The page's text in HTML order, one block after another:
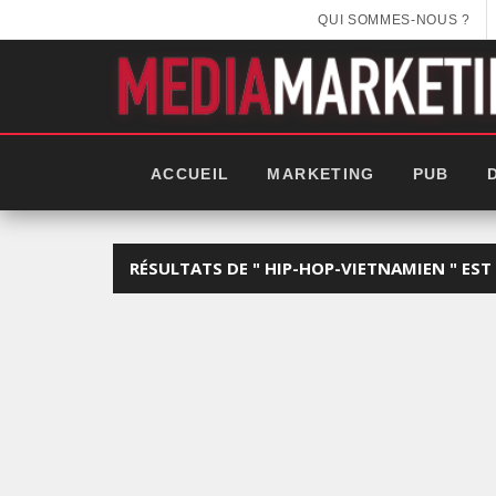
QUI SOMMES-NOUS ?
ACCUEIL MARKETING PUB
RÉSULTATS DE " HIP-HOP-VIETNAMIEN " EST